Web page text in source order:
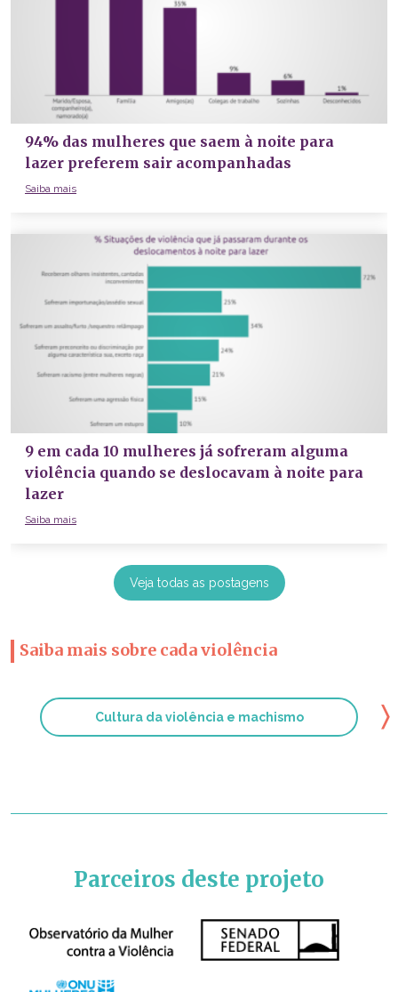
94% das mulheres que saem à noite para
lazer preferem sair acompanhadas
Saiba mais
9 em cada 10 mulheres já sofreram alguma
violência quando se deslocavam à noite para
lazer
Saiba mais
Veja todas as postagens
Saiba mais sobre cada violência
〉
Cultura da violência e machismo
Parceiros deste projeto